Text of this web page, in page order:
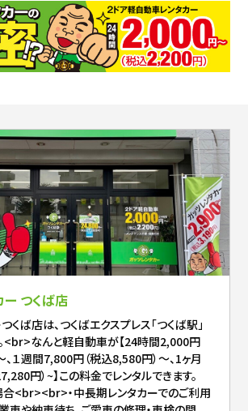
ー つくば店
くば店は、つくばエクスプレス「つくば駅」
<br>なんと軽自動車が【24時間2,000円
、１週間7,800円（税込8,580円）～、1ヶ月
円）~】この料金でレンタルできます。
<br><br>・中長期レンタカーでのご利用